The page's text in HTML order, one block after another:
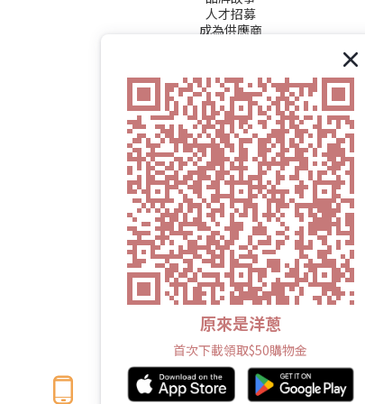
人才招募
成為供應商
原來是洋蔥
首次下載領取$50購物金